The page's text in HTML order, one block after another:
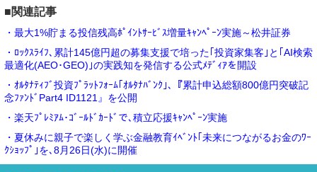
■関連記事
・最大1%貯まる投信残高ﾎﾟｲﾝﾄｻｰﾋﾞｽ増量ｷｬﾝﾍﾟｰﾝ実施～松井証券
・ﾛｯｸｽﾗｲﾌ､累計145億円超の募集支援で培った｢投資家集客｣と｢AI検索
最適化(AEO･GEO)｣の実践知を発信する公式ﾒﾃﾞｨｱを開設
・ｵﾙﾀﾅﾃｨﾌﾞ投資ﾌﾟﾗｯﾄﾌｫｰﾑ｢ｵﾙﾀﾅﾊﾞﾝｸ｣､『累計申込総額800億円突破記
念ﾌｧﾝﾄﾞPart4 ID1121』を公開
・楽天ﾌﾟﾚﾐｱﾑ･ｺﾞｰﾙﾄﾞｶｰﾄﾞで､積立応援ｷｬﾝﾍﾟｰﾝ実施
・夏休みに親子で楽しく学ぶ金融教育ｲﾍﾞﾝﾄ｢未来につながるお金のﾜｰ
ｸｼｮｯﾌﾟ｣を､8月26日(水)に開催